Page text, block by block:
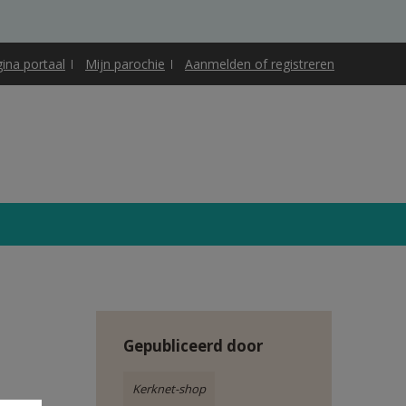
portaal Mijn parochie Aanmelden of registreren
Gepubliceerd door
Kerknet-shop